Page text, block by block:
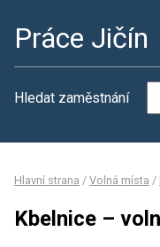
Práce Jičín
Hledat zaměstnání
Hlavní strana / Volná místa /
Kbelnice –